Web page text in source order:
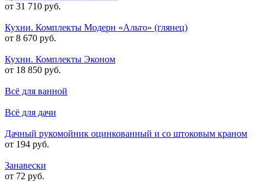
от 31 710 руб.
Кухни. Комплекты Модерн «Альто» (глянец)
от 8 670 руб.
Кухни. Комплекты Эконом
от 18 850 руб.
Всё для ванной
Всё для дачи
Дачный рукомойник оцинкованный и со штоковым краном
от 194 руб.
Занавески
от 72 руб.